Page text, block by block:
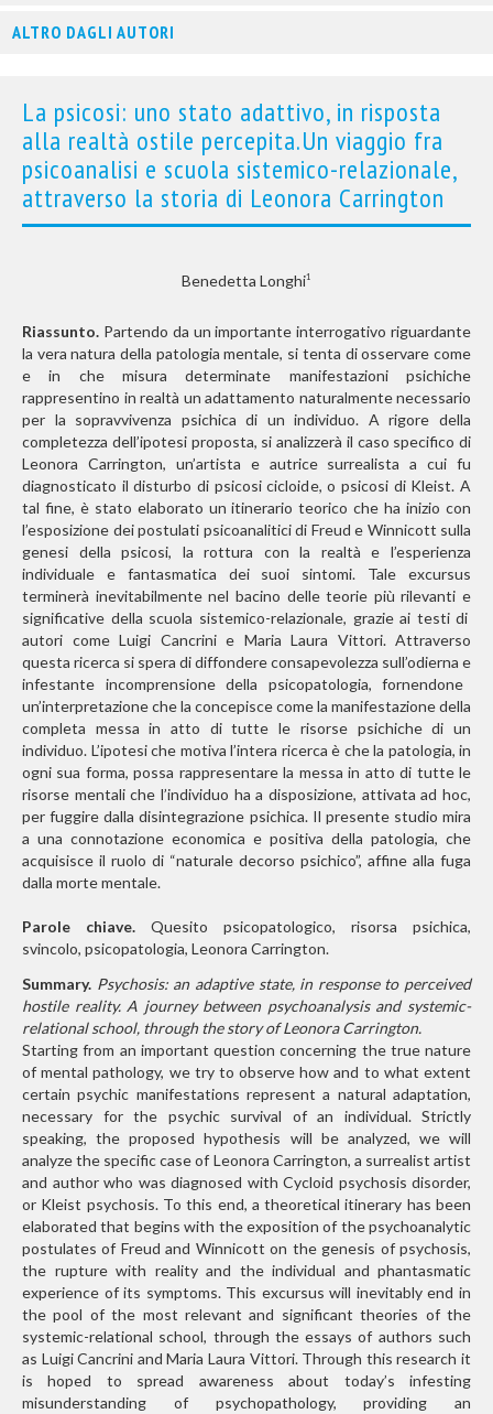
ALTRO DAGLI AUTORI
La psicosi: uno stato adattivo, in risposta
alla realtà ostile percepita.Un viaggio fra
psicoanalisi e scuola sistemico-relazionale,
attraverso la storia di Leonora Carrington
Benedetta Longhi1
Riassunto. Partendo da un importante interrogativo riguardante
la vera natura della patologia mentale, si tenta di osservare come
e in che misura determinate manifestazioni psichiche
rappresentino in realtà un adattamento naturalmente necessario
per la sopravvivenza psichica di un individuo. A rigore della
completezza dell’ipotesi proposta, si analizzerà il caso specifico di
Leonora Carrington, un’artista e autricesurrealista a cui fu
diagnosticato il disturbo di psicosi cicloide, o psicosi di Kleist. A
tal fine, è stato elaborato un itinerario teorico che ha inizio con
l’esposizione dei postulati psicoanaliticidi Freud e Winnicott sulla
genesi della psicosi, la rottura con la realtà e l’esperienza
individuale e fantasmatica dei suoi sintomi. Tale excursus
terminerà inevitabilmente nel bacino delle teorie più rilevanti e
significative della scuola sistemico-relazionale, grazie ai testi di
autori come Luigi Cancrini e Maria Laura Vittori. Attraverso
questa ricerca si spera di diffondere consapevolezza sull’odierna e
infestante incomprensione della psicopatologia, fornendone
un’interpretazione che la concepisce come la manifestazione della
completa messa in atto di tutte le risorse psichiche di un
individuo. L’ipotesi che motiva l’intera ricerca è che la patologia, in
ogni sua forma, possa rappresentare la messa in atto di tutte le
risorse mentali che l’individuo ha a disposizione, attivata ad hoc,
per fuggire dalla disintegrazione psichica. Il presente studio mira
a una connotazione economica e positiva della patologia, che
acquisisce il ruolo di “naturale decorso psichico”, affine alla fuga
dalla morte mentale.
Parole chiave. Quesito psicopatologico, risorsa psichica,
svincolo, psicopatologia, Leonora Carrington.
Summary. Psychosis: an adaptive state, in response to perceived
hostile reality. A journey between psychoanalysis and systemic-
relational school, through the story of Leonora Carrington.
Starting from an important questionconcerning the true nature
of mental pathology, we try toobserve how and to what extent
certain psychic manifestations represent a natural adaptation,
necessary for the psychic survival of an individual. Strictly
speaking, the proposed hypothesis will be analyzed, we will
analyze the specific case of Leonora Carrington, a surrealist artist
and author who was diagnosed with Cycloid psychosis disorder,
or Kleist psychosis. To this end, a theoretical itinerary has been
elaborated that begins with the exposition of the psychoanalytic
postulates of Freud and Winnicott on the genesis of psychosis,
the rupture with reality and the individual and phantasmatic
experience of its symptoms. This excursus will inevitably end in
the pool of the most relevant and significant theories of the
systemic-relational school, through the essays of authors such
as Luigi Cancrini and Maria Laura Vittori. Through this research it
is hoped to spread awareness about today’s infesting
misunderstanding of psychopathology, providing an